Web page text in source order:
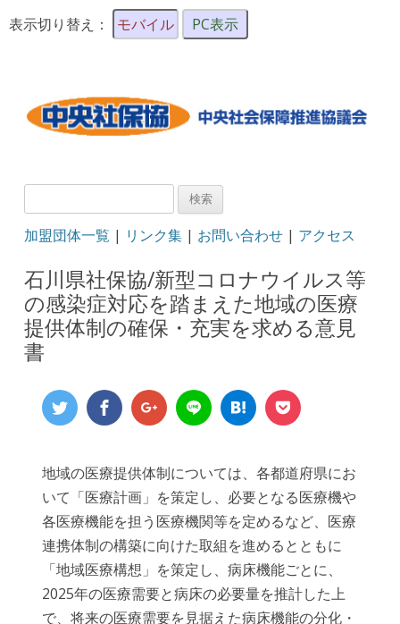
表示切り替え： モバイル PC表示
検
加盟団体一覧 | リンク集 | お問い合わせ | アクセス
石川県社保協/新型コロナウイルス等
の感染症対応を踏まえた地域の医療
提供体制の確保・充実を求める意見
書
地域の医療提供体制については、各都道府県にお
いて「医療計画」を策定し、必要となる医療機や
各医療機能を担う医療機関等を定めるなど、医療
連携体制の構築に向けた取組を進めるとともに
「地域医療構想」を策定し、病床機能ごとに、
2025年の医療需要と病床の必要量を推計した上
で、将来の医療需要を見据えた病床機能の分化・